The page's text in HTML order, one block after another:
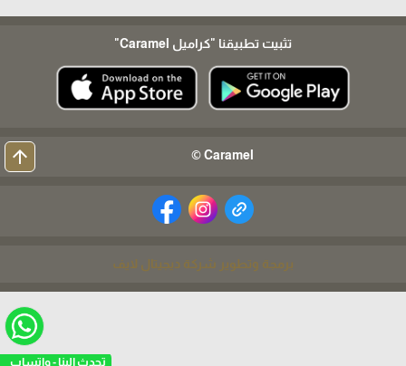
تحدث الينا - واتساب
تثبيت تطبيقنا "كراميل Caramel"
Caramel ©
arrow_upward
برمجة وتطوير شركة ديجيتال لايف